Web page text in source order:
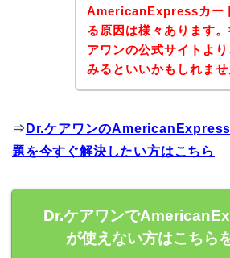
AmericanExpressカー
る原因は様々あります
アワンの公式サイトよ
みるといいかもしれませ
⇒ Dr.ケアワンの
題を今すぐ解決したい方はこちら
Dr.ケアワンで
が使えない方はこちら